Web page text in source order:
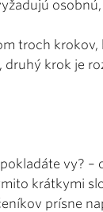
troch
druhý krok je
vy?
krátkymi
prísne